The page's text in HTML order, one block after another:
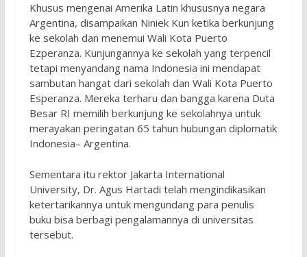
Khusus mengenai Amerika Latin khususnya negara
Argentina, disampaikan Niniek Kun ketika berkunjung
ke sekolah dan menemui Wali Kota Puerto
Ezperanza. Kunjungannya ke sekolah yang terpencil
tetapi menyandang nama Indonesia ini mendapat
sambutan hangat dari sekolah dan Wali Kota Puerto
Esperanza. Mereka terharu dan bangga karena Duta
Besar RI memilih berkunjung ke sekolahnya untuk
merayakan peringatan 65 tahun hubungan diplomatik
Indonesia– Argentina.
Sementara itu rektor Jakarta International
University, Dr. Agus Hartadi telah mengindikasikan
ketertarikannya untuk mengundang para penulis
buku bisa berbagi pengalamannya di universitas
tersebut.